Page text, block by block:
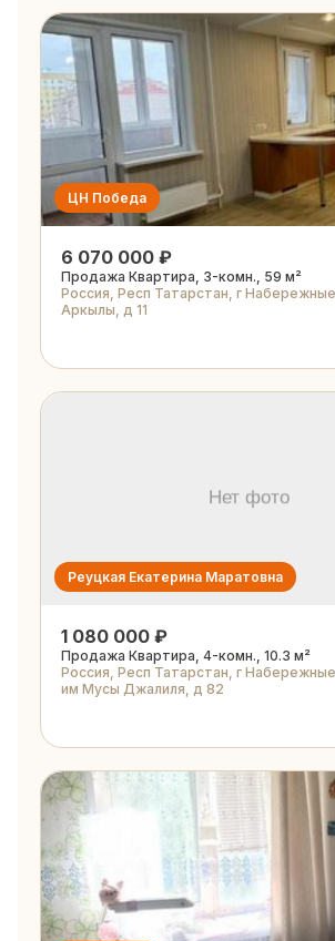
ЦН Победа
6 070 000 ₽
Продажа Квартира, 3-комн., 59 м²
Россия, Респ Татарстан, г
Аркылы, д 11
Реуцкая Екатерина Маратовна
1 080 000 ₽
Продажа Квартира, 4-комн., 10.3 м²
Россия, Респ Татарстан, г
им Мусы Джалиля, д 82